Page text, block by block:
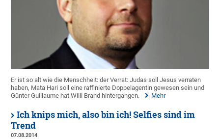
Er ist so alt wie die Menschheit: der Verrat: Judas soll Jesus verraten
haben, Mata Hari soll eine raffinierte Doppelagentin gewesen sein und
Günter Guillaume hat Willi Brand hintergangen.
Mehr
Ich knips mich, also bin ich! Selfies sind im
Trend
07.08.2014